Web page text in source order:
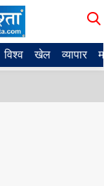
विश्व खेल व्यापार